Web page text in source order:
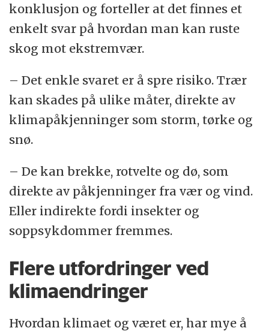
konklusjon og forteller at det finnes et
enkelt svar på hvordan man kan ruste
skog mot ekstremvær.
– Det enkle svaret er å spre risiko. Trær
kan skades på ulike måter, direkte av
klimapåkjenninger som storm, tørke og
snø.
– De kan brekke, rotvelte og dø, som
direkte av påkjenninger fra vær og vind.
Eller indirekte fordi insekter og
soppsykdommer fremmes.
Flere utfordringer ved
klimaendringer
Hvordan klimaet og været er, har mye å